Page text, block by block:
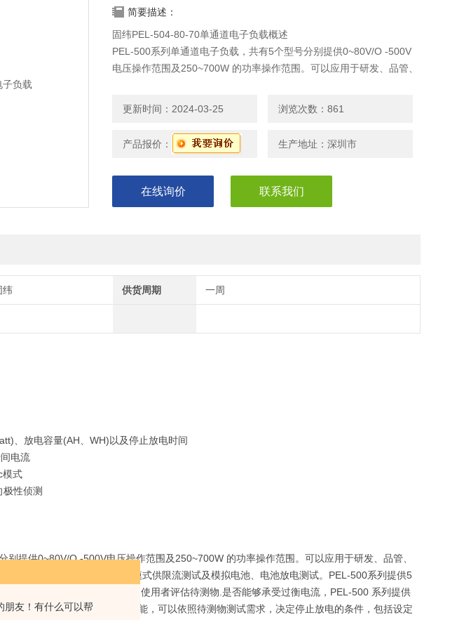
朋友！有什么可以帮
简要描述：
固纬PEL-504-80-70单通道电子负载概述
PEL-500系列单通道电子负载，共有5个型号分别提供0~80V/O -500V
电压操作范围及250~700W 的功率操作范围。可以应用于研发、品管、
电压模式供限流测试及模拟电池、电池放电测试。
更新时间：2024-03-25 浏览次数：861
产品报价： 生产地址：深圳市
在线询价 联系我们
纬 供货周期 一周
、放电容量(AH、WH)以及停止放电时间
电流
模式
性侦测
别提供0~80V/O -500V电压操作范围及250~700W 的功率操作范围。可以应用于研发、品管、
开关电源瞬时响应、定电压模式供限流测试及模拟电池、电池放电测试。PEL-500系列提供5
待测物的测量数据。为了方便使用者评估待测物.是否能够承受过衡电流，PEL-500 系列提供
间电流。内建电池放电测试功能，可以依照待测物测试需求，决定停止放电的条件，包括设定